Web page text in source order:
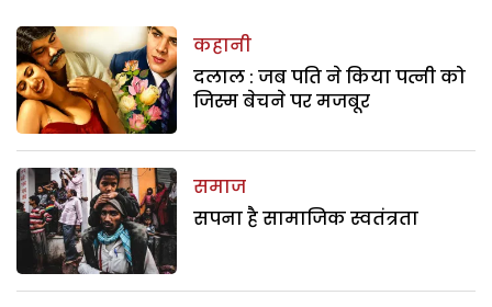
कहानी
दलाल : जब पति ने किया पत्नी को
जिस्म बेचने पर मजबूर
समाज
सपना है सामाजिक स्वतंत्रता